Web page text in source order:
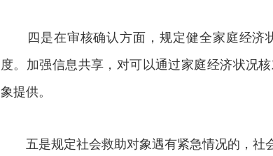
四是在审核确认方面，规定健全家庭经济
度。加强信息共享，对可以通过家庭经济状况
象提供。
五是规定社会救助对象遇有紧急情况的，社会